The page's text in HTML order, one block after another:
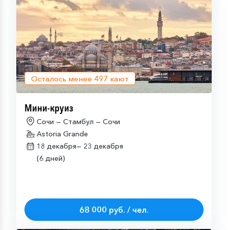
Осталось менее 497 кают
Мини-круиз
Сочи — Стамбул — Сочи
Astoria Grande
18 декабря— 23 декабря
(6 дней)
68 000 руб. / чел.